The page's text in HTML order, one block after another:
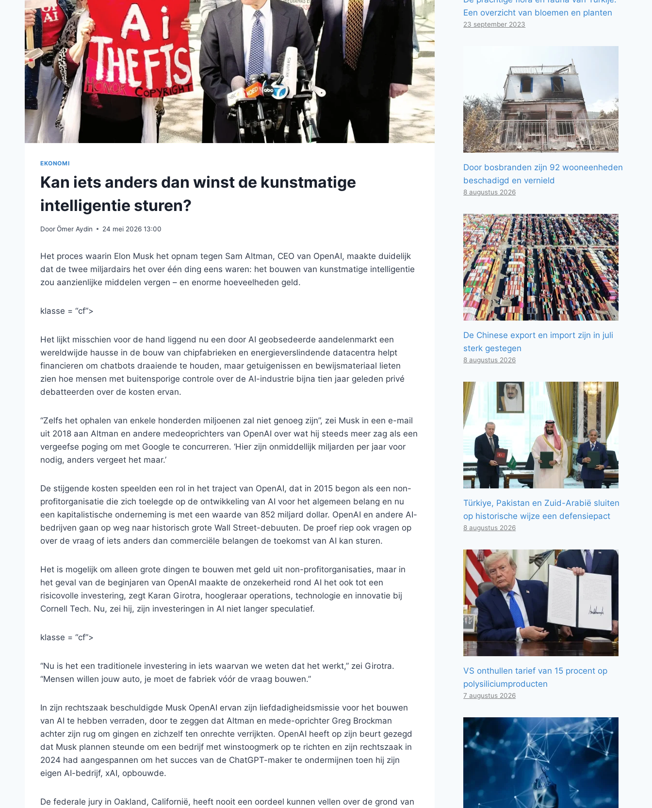
EKONOMI
Kan iets anders dan winst de kunstmatige
intelligentie sturen?
DoorÖmer Aydin 24 mei 2026 13:00
Het proces waarin Elon Musk het opnam tegen Sam Altman, CEO van OpenAI, maakte duidelijk
dat de twee miljardairs het over één ding eens waren: het bouwen van kunstmatige intelligentie
zou aanzienlijke middelen vergen – en enorme hoeveelheden geld.
klasse = “cf”>
Het lijkt misschien voor de hand liggend nu een door AI geobsedeerde aandelenmarkt een
wereldwijde hausse in de bouw van chipfabrieken en energieverslindende datacentra helpt
financieren om chatbots draaiende te houden, maar getuigenissen en bewijsmateriaal lieten
zien hoe mensen met buitensporige controle over de AI-industrie bijna tien jaar geleden privé
debatteerden over de kosten ervan.
“Zelfs het ophalen van enkele honderden miljoenen zal niet genoeg zijn”, zei Musk in een e-mail
uit 2018 aan Altman en andere medeoprichters van OpenAI over wat hij steeds meer zag als een
vergeefse poging om met Google te concurreren. ‘Hier zijn onmiddellijk miljarden per jaar voor
nodig, anders vergeet het maar.’
De stijgende kosten speelden een rol in het traject van OpenAI, dat in 2015 begon als een non-
profitorganisatie die zich toelegde op de ontwikkeling van AI voor het algemeen belang en nu
een kapitalistische onderneming is met een waarde van 852 miljard dollar. OpenAI en andere AI-
bedrijven gaan op weg naar historisch grote Wall Street-debuuten. De proef riep ook vragen op
over de vraag of iets anders dan commerciële belangen de toekomst van AI kan sturen.
Het is mogelijk om alleen grote dingen te bouwen met geld uit non-profitorganisaties, maar in
het geval van de beginjaren van OpenAI maakte de onzekerheid rond AI het ook tot een
risicovolle investering, zegt Karan Girotra, hoogleraar operations, technologie en innovatie bij
Cornell Tech. Nu, zei hij, zijn investeringen in AI niet langer speculatief.
klasse = “cf”>
“Nu is het een traditionele investering in iets waarvan we weten dat het werkt,” zei Girotra.
“Mensen willen jouw auto, je moet de fabriek vóór de vraag bouwen.”
In zijn rechtszaak beschuldigde Musk OpenAI ervan zijn liefdadigheidsmissie voor het bouwen
van AI te hebben verraden, door te zeggen dat Altman en mede-oprichter Greg Brockman
achter zijn rug om gingen en zichzelf ten onrechte verrijkten. OpenAI heeft op zijn beurt gezegd
dat Musk plannen steunde om een ​​bedrijf met winstoogmerk op te richten en zijn rechtszaak in
2024 had aangespannen om het succes van de ChatGPT-maker te ondermijnen toen hij zijn
eigen AI-bedrijf, xAI, opbouwde.
De federale jury in Oakland, Californië, heeft nooit een oordeel kunnen vellen over de grond van
Een overzicht van bloemen en planten
23 september 2023
Door bosbranden zijn 92 wooneenheden
beschadigd en vernield
8 augustus 2026
De Chinese export en import zijn in juli
sterk gestegen
8 augustus 2026
Türkiye, Pakistan en Zuid-Arabië sluiten
op historische wijze een defensiepact
8 augustus 2026
VS onthullen tarief van 15 procent op
polysiliciumproducten
7 augustus 2026